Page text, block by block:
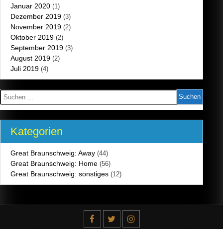
Januar 2020 (1)
Dezember 2019 (3)
November 2019 (2)
Oktober 2019 (2)
September 2019 (3)
August 2019 (2)
Juli 2019 (4)
Suchen
nach:
Kategorien
Great Braunschweig: Away (44)
Great Braunschweig: Home (56)
Great Braunschweig: sonstiges (12)